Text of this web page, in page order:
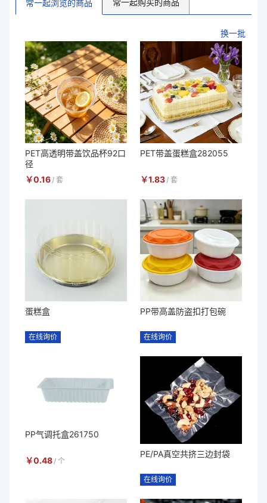
常一起浏览的商品 常一起购买的商品
换一批
PET高透明带盖饮品杯92口
径
￥0.16 / 套
PET带盖蛋糕盒282055
￥1.83 / 套
蛋糕盒
在线询价
PP带高盖防盗扣打包碗
在线询价
PP气调托盒261750
￥0.48 / 个
PE/PA真空共挤三边封袋
在线询价